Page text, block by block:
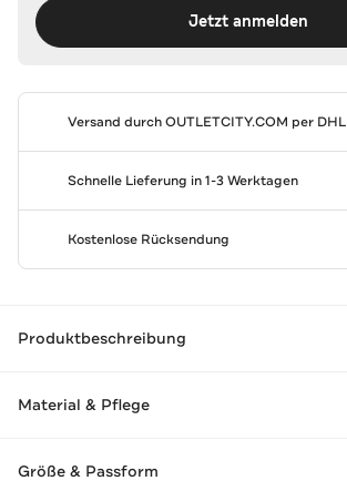
Jetzt anmelden
Versand durchOUTLETCITY.COM per DHL
Schnelle Lieferung in 1-3 Werktagen
Kostenlose Rücksendung
Produktbeschreibung
Material & Pflege
Größe & Passform